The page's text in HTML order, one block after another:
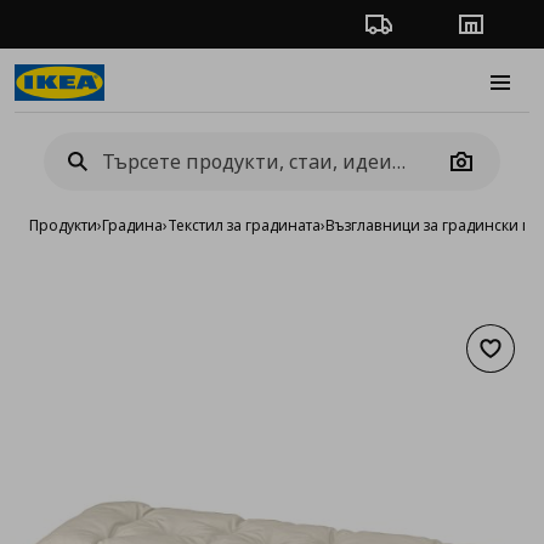
Проследяване на
Camera
Продукти›Градина›Текстил за градината›Възглавници за градински